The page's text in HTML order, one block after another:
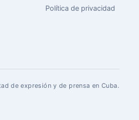
Política de privacidad
de expresión y de prensa en Cuba.